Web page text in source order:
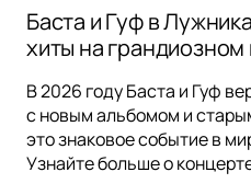
Баста и Гуф в
хиты на
В 2026 году Баста и Гуф
с новым альбомом и
это знаковое событие в
Узнайте больше о